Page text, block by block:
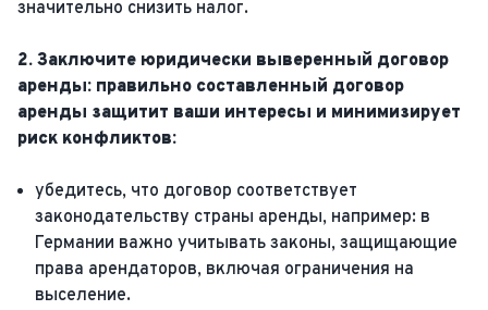
значительно снизить налог.
2. Заключите юридически выверенный договор
аренды: правильно составленный договор
аренды защитит ваши интересы и минимизирует
риск конфликтов:
убедитесь, что договор соответствует
законодательству страны аренды, например: в
Германии важно учитывать законы, защищающие
права арендаторов, включая ограничения на
выселение.